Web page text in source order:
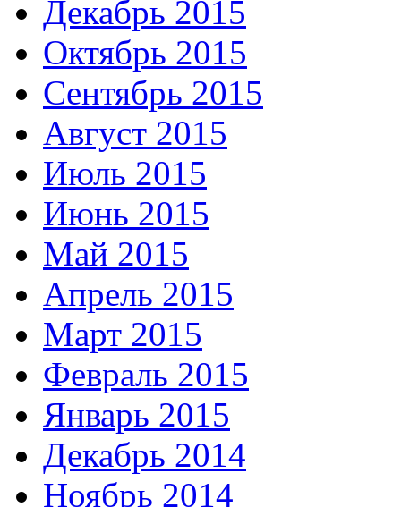
Декабрь 2015
Октябрь 2015
Сентябрь 2015
Август 2015
Июль 2015
Июнь 2015
Май 2015
Апрель 2015
Март 2015
Февраль 2015
Январь 2015
Декабрь 2014
Ноябрь 2014